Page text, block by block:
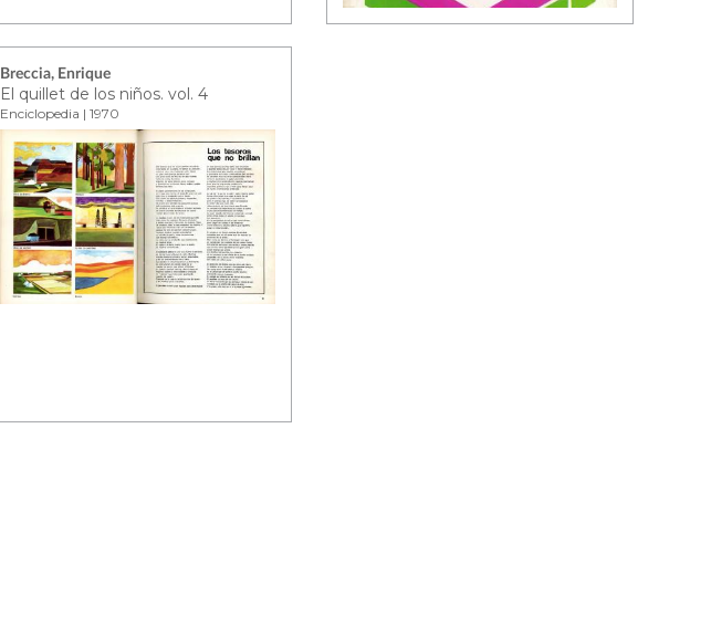
Breccia, Enrique
El quillet de los niños. vol. 4
Enciclopedia | 1970